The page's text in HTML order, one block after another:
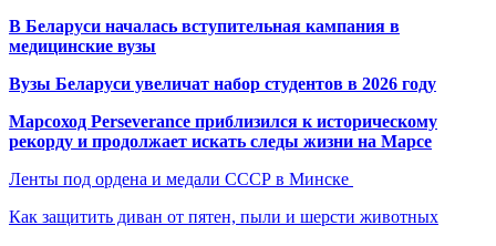
В Беларуси началась вступительная кампания в
медицинские вузы
Вузы Беларуси увеличат набор студентов в 2026 году
Марсоход Perseverance приблизился к историческому
рекорду и продолжает искать следы жизни на Марсе
Ленты под ордена и медали СССР в Минске
Как защитить диван от пятен, пыли и шерсти животных